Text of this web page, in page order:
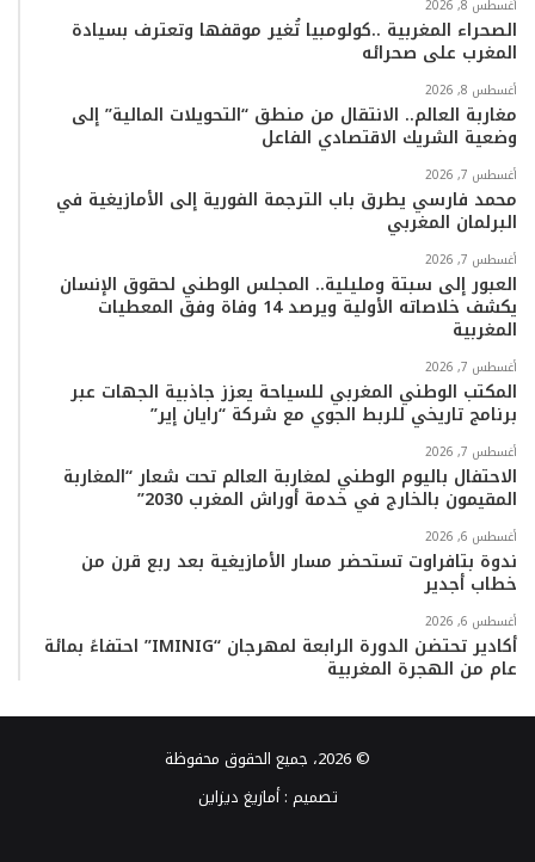
أغسطس 8, 2026
الصحراء المغربية ..كولومبيا تُغير موقفها وتعترف بسيادة
المغرب على صحرائه
أغسطس 8, 2026
مغاربة العالم.. الانتقال من منطق “التحويلات المالية” إلى
وضعية الشريك الاقتصادي الفاعل
أغسطس 7, 2026
محمد فارسي يطرق باب الترجمة الفورية إلى الأمازيغية في
البرلمان المغربي
أغسطس 7, 2026
العبور إلى سبتة ومليلية.. المجلس الوطني لحقوق الإنسان
يكشف خلاصاته الأولية ويرصد 14 وفاة وفق المعطيات
المغربية
أغسطس 7, 2026
المكتب الوطني المغربي للسياحة يعزز جاذبية الجهات عبر
برنامج تاريخي للربط الجوي مع شركة “رايان إير”
أغسطس 7, 2026
الاحتفال باليوم الوطني لمغاربة العالم تحت شعار “المغاربة
المقيمون بالخارج في خدمة أوراش المغرب 2030”
أغسطس 6, 2026
ندوة بتافراوت تستحضر مسار الأمازيغية بعد ربع قرن من
خطاب أجدير
أغسطس 6, 2026
أكادير تحتضن الدورة الرابعة لمهرجان “IMINIG” احتفاءً بمائة
عام من الهجرة المغربية
© 2026، جميع الحقوق محفوظة
تصميم :أمازيغ ديزاين